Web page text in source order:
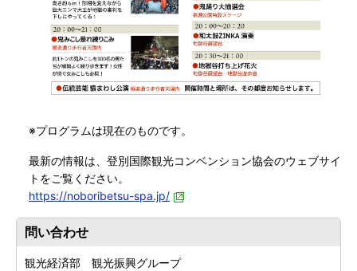
※プログラムは現在のものです。
最新の情報は、登別国際観光コンベンション協会のウェブサイ
トをご覧ください。
https://noboribetsu-spa.jp/
問い合わせ
観光経済部 観光振興グループ